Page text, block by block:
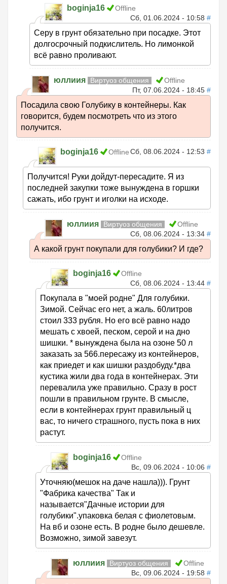
boginja16
Offline
Сб, 01.06.2024 - 10:58 #
Серу в грунт обязательно при посадке. Этот
долгосрочный подкислитель. Но лимонкой
всё равно проливают.
юллиия Виртуоз общения
Offline
Пт, 07.06.2024 - 18:45 #
Посадила свою Голубику в контейнеры. Как
говорится, будем посмотреть что из этого
получится.
boginja16 Offline Сб, 08.06.2024 - 12:53 #
Получится! Руки дойдут-пересадите. Я из
последней закупки тоже вынуждена в горшки
сажать, ибо грунт и иголки на исходе.
юллиия Виртуоз общения
Offline
Сб, 08.06.2024 - 13:34 #
А какой грунт покупали для голубики? И где?
boginja16
Offline
Сб, 08.06.2024 - 13:44 #
Покупала в "моей родне" Для голубики.
Зимой. Сейчас его нет, а жаль. 60литров
стоил 333 рубля. Но его всё равно надо
мешать с хвоей, песком, серой и на дно
шишки. * вынуждена была на озоне 50 л
заказать за 566.пересажу из контейнеров,
как приедет и как шишки раздобуду.*два
кустика жили два года в контейнерах. Эти
перевалила уже правильно. Сразу в рост
пошли в правильном грунте. В смысле,
если в контейнерах грунт правильный ц
вас, то ничего страшного, пусть пока в них
растут.
boginja16
Offline
Вс, 09.06.2024 - 10:06 #
Уточняю(мешок на даче нашла))). Грунт
"Фабрика качества" Так и
называется"Дачные истории для
голубики".упаковка белая с фиолетовым.
На вб и озоне есть. В родне было дешевле.
Возможно, зимой завезут.
юллиия Виртуоз общения
Offline
Вс, 09.06.2024 - 19:58 #